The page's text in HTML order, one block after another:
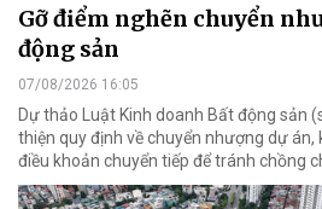
Gỡ điểm nghẽn chuyển
động sản
07/08/2026 16:05
Dự thảo Luật Kinh doanh Bất động sản
thiện quy định về chuyển nhượng dự án,
điều khoản chuyển tiếp để tránh chồng